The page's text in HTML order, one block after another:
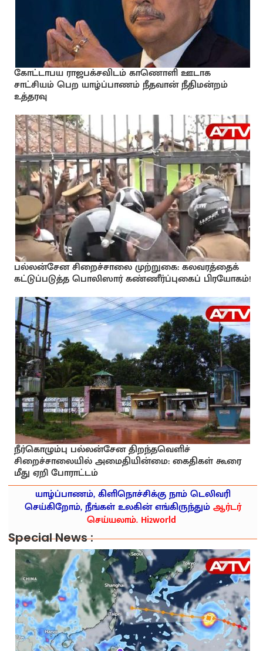
கோட்டாபய ராஜபக்சவிடம் காணொளி ஊடாக
சாட்சியம் பெற யாழ்ப்பாணம் நீதவான் நீதிமன்றம்
உத்தரவு
பல்லன்சேன சிறைச்சாலை முற்றுகை: கலவரத்தைக்
கட்டுப்படுத்த பொலிஸார் கண்ணீர்ப்புகைப் பிரயோகம்!
நீர்கொழும்பு பல்லன்சேன திறந்தவெளிச்
சிறைச்சாலையில் அமைதியின்மை: கைதிகள் கூரை
மீது ஏறி போராட்டம்
யாழ்ப்பாணம், கிளிநொச்சிக்கு நாம் டெலிவரி
செய்கிறோம், நீங்கள் உலகின் எங்கிருந்தும்ஆர்டர்
செய்யலாம். Hi2world
Special News :